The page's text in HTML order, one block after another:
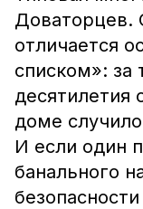
Доваторцев.
отличается
списком»: за
десятилетия
доме
И если один
банального